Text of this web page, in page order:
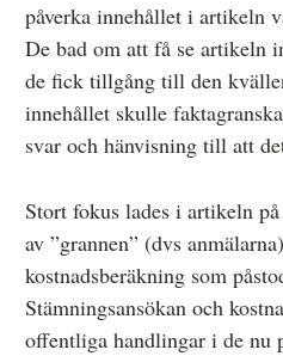
påverka innehållet i artikeln
De bad om att få se artikeln
de fick tillgång till den
innehållet skulle
svar och hänvisning till att
Stort fokus lades i artikeln
av ”grannen” (dvs
kostnadsberäkning som
Stämningsansökan och
offentliga handlingar i de nu